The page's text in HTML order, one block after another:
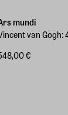
mundi
van Gogh:
€